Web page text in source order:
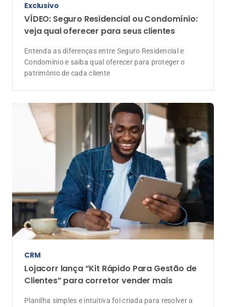
Exclusivo
VÍDEO: Seguro Residencial ou Condomínio:
veja qual oferecer para seus clientes
Entenda as diferenças entre Seguro Residencial e
Condomínio e saiba qual oferecer para proteger o
patrimônio de cada cliente
CRM
Lojacorr lança “Kit Rápido Para Gestão de
Clientes” para corretor vender mais
Planilha simples e intuitiva foi criada para resolver a